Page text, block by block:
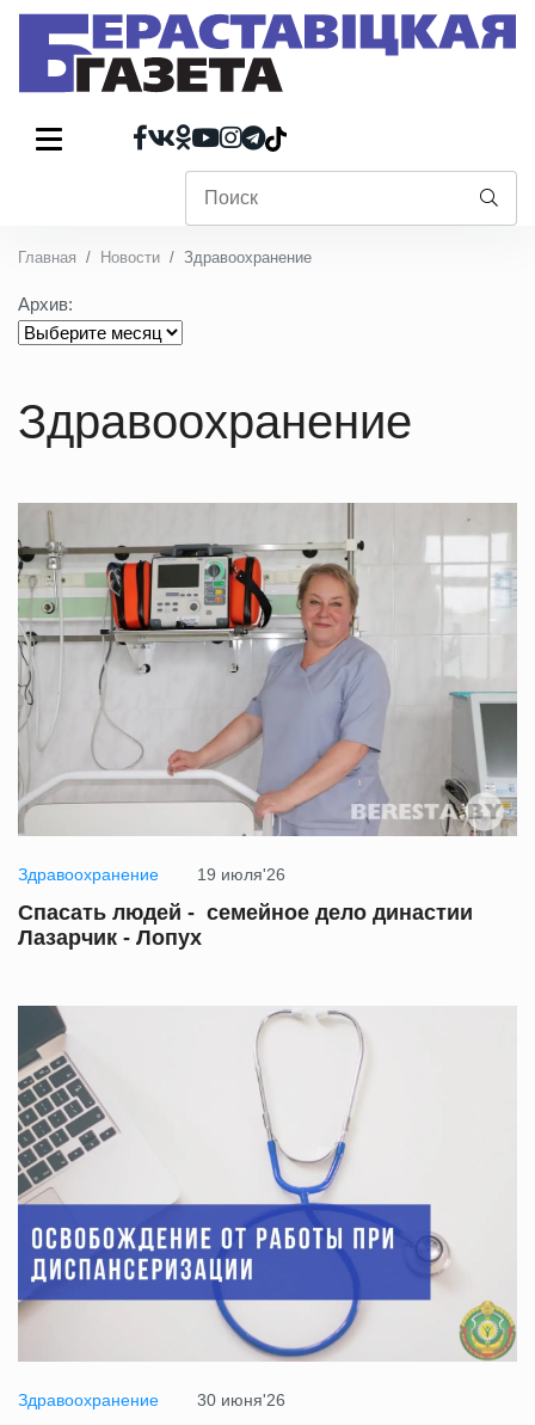
Главная Новости Здравоохранение
Архив:
Здравоохранение
Здравоохранение 19 июля'26
Спасать людей - семейное дело династии
Лазарчик - Лопух
Здравоохранение 30 июня'26